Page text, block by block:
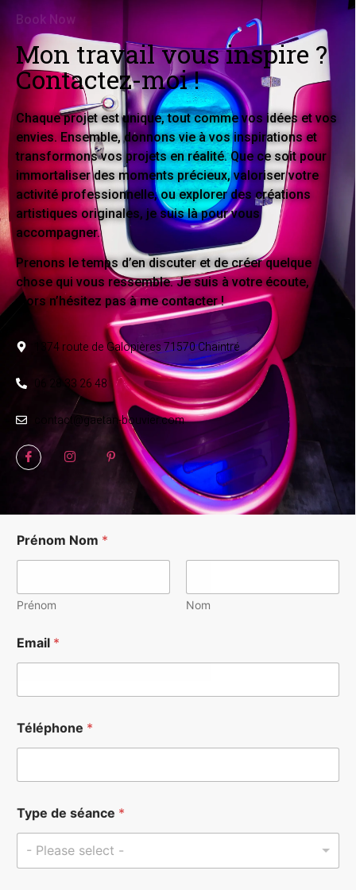
Mon travail vous inspire ?
Contactez-moi !
Book Now
Chaque projet est unique, tout comme vos idées et vos
envies. Ensemble, donnons vie à vos inspirations et
transformons vos projets en réalité. Que ce soit pour
immortaliser des moments précieux, valoriser votre
activité professionnelle, ou explorer des créations
artistiques originales, je suis là pour vous
accompagner.
Prenons le temps d’en discuter et de créer quelque
chose qui vous ressemble. Je suis à votre écoute,
alors n’hésitez pas à me contacter !
1374 route de Galopières 71570 Chaintré
06 28 33 26 48
contact@gaetan-bouvier.com
Prénom Nom *
Prénom Nom
Email *
Téléphone *
Type de séance *
- Please select -